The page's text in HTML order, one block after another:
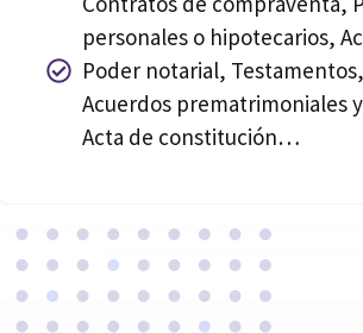
personales o hipotecarios,
Poder notarial,
Acuerdos prematrimoniales
Acta de constitución…